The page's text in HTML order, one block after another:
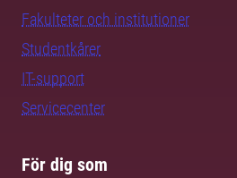
Fakulteter och institutioner
Studentkårer
IT-support
Servicecenter
För dig som